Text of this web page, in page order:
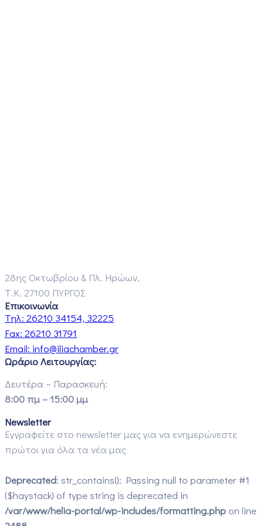
28ης Οκτωβρίου & Πλ. Ηρώων,
Τ.Κ. 27100 ΠΥΡΓΟΣ
Επικοινωνία
Τηλ: 26210 34154, 32225
Fax: 26210 31791
Email: info@iliachamber.gr
Ωράριο Λειτουργίας:
Δευτέρα – Παρασκευή:
8:00 πμ – 15:00 μμ
Newsletter
Εγγραφείτε στο newsletter μας για να ενημερώνεστε
πρώτοι για όλα τα νέα μας
Deprecated: str_contains(): Passing null to parameter #1
($haystack) of type string is deprecated in
/var/www/helia-portal/wp-includes/formatting.php on line